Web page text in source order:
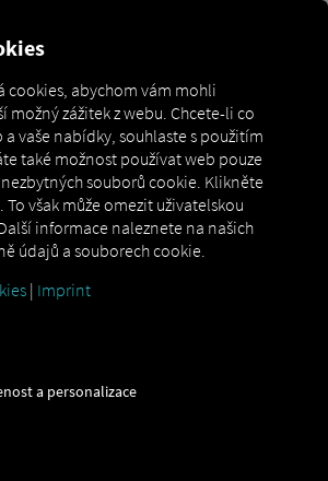
Communication
s řidičem –
cookies, abychom vám mohli
zážitek z webu. Chcete-li co
vaše nabídky, souhlaste s použitím
také možnost používat web pouze
souborů cookie. Klikněte
To však může omezit uživatelskou
informace naleznete na našich
údajů a souborech cookie.
| Imprint
a personalizace